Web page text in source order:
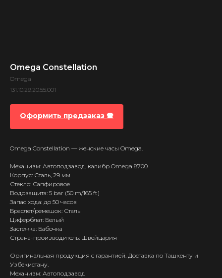
Omega Constellation
Omega
131.10.29.20.55.001
Оформить предзаказ 🕿
Omega Constellation — женские часы Omega.
Механизм: Автоподзавод, калибр Omega 8700
Корпус: Сталь, 29 мм
Стекло: Сапфировое
Водозащита: 5 bar (50 m/165 ft)
Запас хода: до 50 часов
Браслет/ремешок: Сталь
Циферблат: Белый
Застёжка: Бабочка
Страна-производитель: Швейцария
Оригинальная продукция с гарантией. Доставка по Ташкенту и
Узбекистану.
Механизм: Автоподзавод